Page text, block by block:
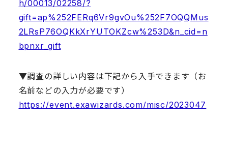
h/00013/02258/?
gift=ap%252FERq6Vr9gvOu%252F7OQQMus
2LRsP76OQKkXrYUTOKZcw%253D&n_cid=n
bpnxr_gift
▼調査の詳しい内容は下記から入手できます（お
名前などの入力が必要です）
https://event.exawizards.com/misc/2023047